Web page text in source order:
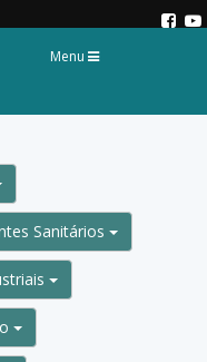
Toggle
Menu
Sanitários